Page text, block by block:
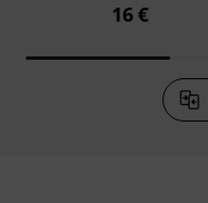
16 €